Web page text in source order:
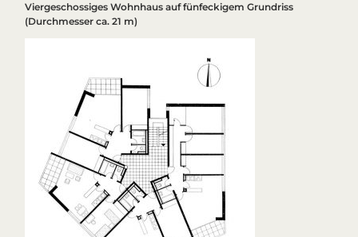
Viergeschossiges Wohnhaus auf fünfeckigem Grundriss
(Durchmesser ca. 21 m)